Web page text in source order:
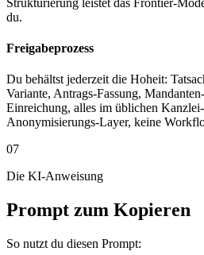
Strukturierung leistet das Frontier-
du.
Freigabeprozess
Du behältst jederzeit die Hoheit:
Variante, Antrags-Fassung,
Einreichung, alles im üblichen
Anonymisierungs-Layer, keine
07
Die KI-Anweisung
Prompt zum Kopieren
So nutzt du diesen Prompt: